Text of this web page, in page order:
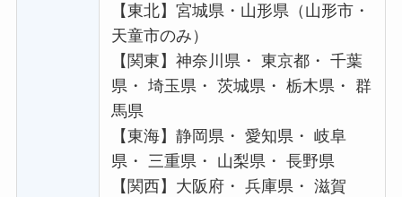
【東北】宮城県・山形県（山形市・
天童市のみ）
【関東】神奈川県・ 東京都・ 千葉
県・ 埼玉県・ 茨城県・ 栃木県・ 群
馬県
【東海】静岡県・ 愛知県・ 岐阜
県・ 三重県・ 山梨県・ 長野県
【関西】大阪府・ 兵庫県・ 滋賀